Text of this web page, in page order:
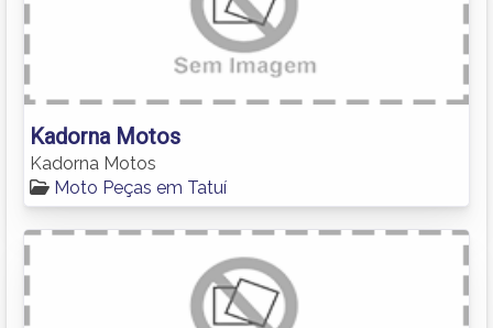
Kadorna Motos
Kadorna Motos
Moto Peças em Tatuí